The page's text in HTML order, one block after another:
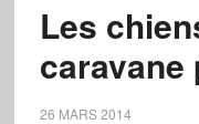
Les
caravane
26 MARS 2014